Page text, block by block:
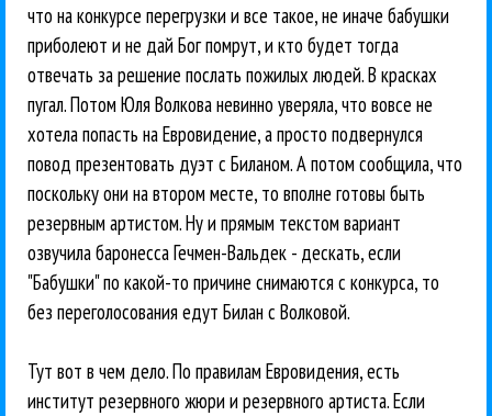
что на конкурсе перегрузки и все такое, не иначе бабушки
приболеют и не дай Бог помрут, и кто будет тогда
отвечать за решение послать пожилых людей. В красках
пугал. Потом Юля Волкова невинно уверяла, что вовсе не
хотела попасть на Евровидение, а просто подвернулся
повод презентовать дуэт с Биланом. А потом сообщила, что
поскольку они на втором месте, то вполне готовы быть
резервным артистом. Ну и прямым текстом вариант
озвучила баронесса Гечмен-Вальдек - дескать, если
"Бабушки" по какой-то причине снимаются с конкурса, то
без переголосования едут Билан с Волковой.
Тут вот в чем дело. По правилам Евровидения, есть
институт резервного жюри и резервного артиста. Если